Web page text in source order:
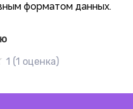
форматом данных.
1 (1 оценка)